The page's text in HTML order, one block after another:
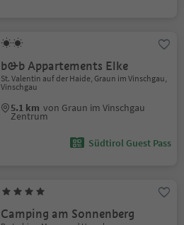
b&b Appartements Elke
St. Valentin auf der Haide, Graun im Vinschgau,
Vinschgau
5.1 km von Graun im Vinschgau
Zentrum
Südtirol Guest Pass
Camping am Sonnenberg